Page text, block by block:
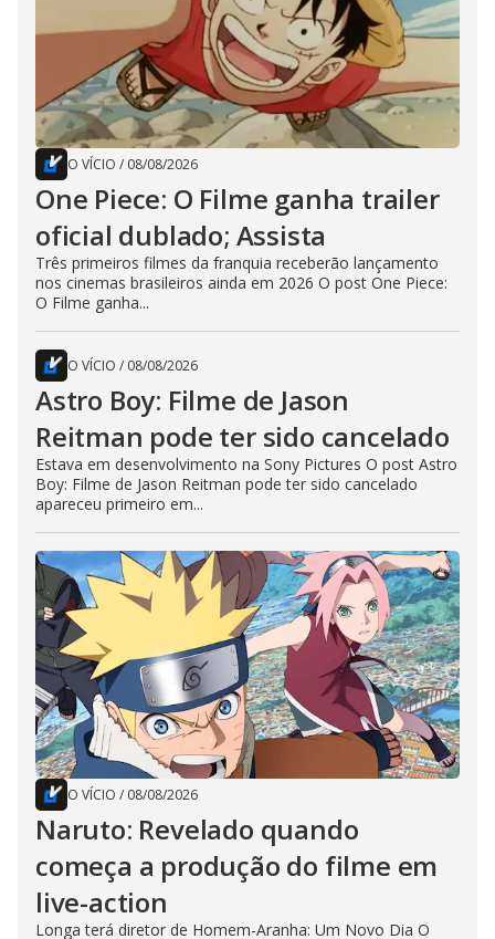
O VÍCIO / 08/08/2026
One Piece: O Filme ganha trailer
oficial dublado; Assista
Três primeiros filmes da franquia receberão lançamento
nos cinemas brasileiros ainda em 2026 O post One Piece:
O Filme ganha...
O VÍCIO / 08/08/2026
Astro Boy: Filme de Jason
Reitman pode ter sido cancelado
Estava em desenvolvimento na Sony Pictures O post Astro
Boy: Filme de Jason Reitman pode ter sido cancelado
apareceu primeiro em...
O VÍCIO / 08/08/2026
Naruto: Revelado quando
começa a produção do filme em
live-action
Longa terá diretor de Homem-Aranha: Um Novo Dia O